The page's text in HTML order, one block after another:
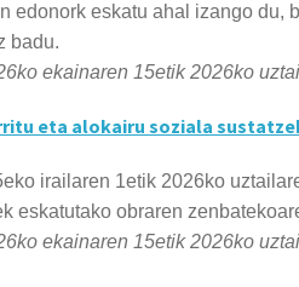
edonork eskatu ahal izango
badu.
ekainaren 15etik 2026ko
eta alokairu soziala
irailaren 1etik 2026ko
eskatutako obraren
ekainaren 15etik 2026ko